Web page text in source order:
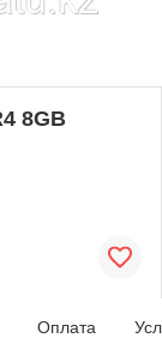
8GB
Оплата